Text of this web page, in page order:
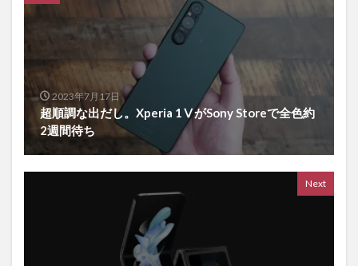
2023年7月17日
超順調な出だし。Xperia 1ⅤがSony Storeで全色約
2週間待ち
Next